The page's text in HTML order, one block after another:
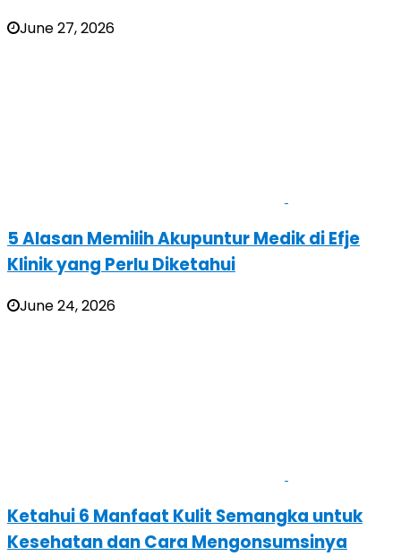
June 27, 2026
5 Alasan Memilih Akupuntur Medik di Efje
Klinik yang Perlu Diketahui
June 24, 2026
Ketahui 6 Manfaat Kulit Semangka untuk
Kesehatan dan Cara Mengonsumsinya